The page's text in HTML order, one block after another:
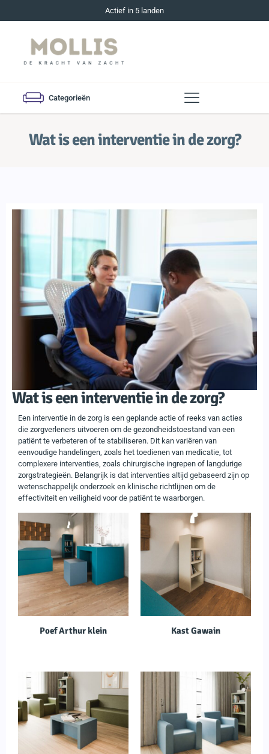
Actief in 5 landen
Categorieën
Wat is een interventie in de zorg?
Wat is een interventie in de zorg?
Een interventie in de zorg is een geplande actie of reeks van acties
die zorgverleners uitvoeren om de gezondheidstoestand van een
patiënt te verbeteren of te stabiliseren. Dit kan variëren van
eenvoudige handelingen, zoals het toedienen van medicatie, tot
complexere interventies, zoals chirurgische ingrepen of langdurige
zorgstrategieën. Belangrijk is dat interventies altijd gebaseerd zijn op
wetenschappelijk onderzoek en klinische richtlijnen om de
effectiviteit en veiligheid voor de patiënt te waarborgen.
Poef Arthur klein Kast Gawain